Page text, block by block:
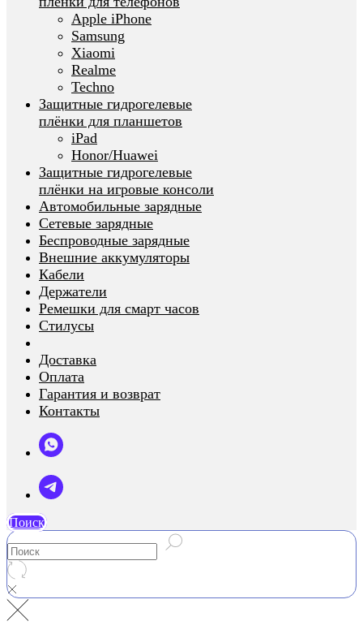
Apple iPhone
Samsung
Xiaomi
Realme
Techno
Защитные гидрогелевые
плёнки для планшетов
iPad
Honor/Huawei
Защитные гидрогелевые
плёнки на игровые консоли
Автомобильные зарядные
Сетевые зарядные
Беспроводные зарядные
Внешние аккумуляторы
Кабели
Держатели
Ремешки для смарт часов
Стилусы
Доставка
Оплата
Гарантия и возврат
Контакты
Поиск